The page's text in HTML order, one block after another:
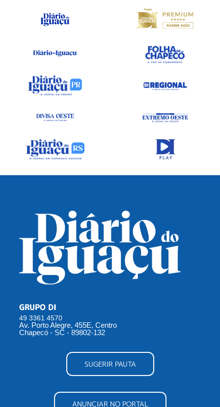
GRUPO DI
49 3361 4570
Av. Porto Alegre, 455E, Centro
Chapecó - SC - 89802-132
SUGERIR PAUTA
ANUNCIAR NO PORTAL